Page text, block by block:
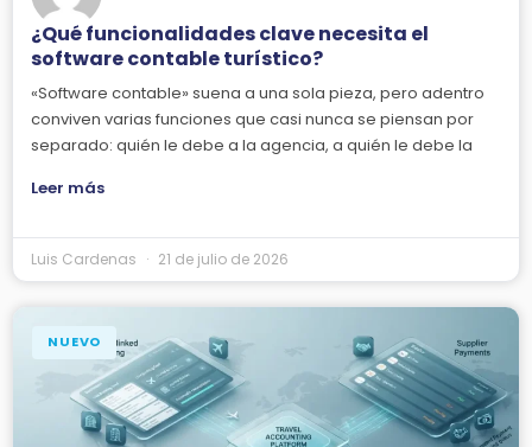
¿Qué funcionalidades clave necesita el
software contable turístico?
«Software contable» suena a una sola pieza, pero adentro
conviven varias funciones que casi nunca se piensan por
separado: quién le debe a la agencia, a quién le debe la
Leer más
Luis Cardenas 21 de julio de 2026
NUEVO